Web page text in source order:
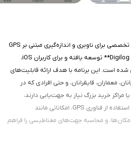
GPS WIZ یک برنامه قدرتمند و تخصصی برای ناوبری و اندازه‌گیری مبتنی بر GPS
است که توسط **Digilog Corporation** توسعه یافته و برای کاربران iOS،
شده است. این برنامه با هدف ارائه قابلیت‌های
معماران، قایقرانان، و حتی افرادی که در
خرید بزرگ نیاز به جهت‌یابی دارند،
ساخته شده است. این برنامه با استفاده از فناوری GPS، امکاناتی مانند
مکان‌ها، و محاسبه جهت‌های مغناطیسی را فراهم